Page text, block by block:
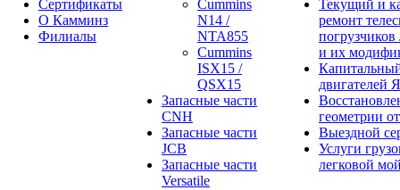
Сертификаты
О Камминз
Филиалы
Cummins
N14 /
NTA855
Cummins
ISX15 /
QSX15
Запасные части
CNH
Запасные части
JCB
Запасные части
Versatile
Текущий и
ремонт
и их
двигателей
геометрии
Выездной
Услуги
легковой